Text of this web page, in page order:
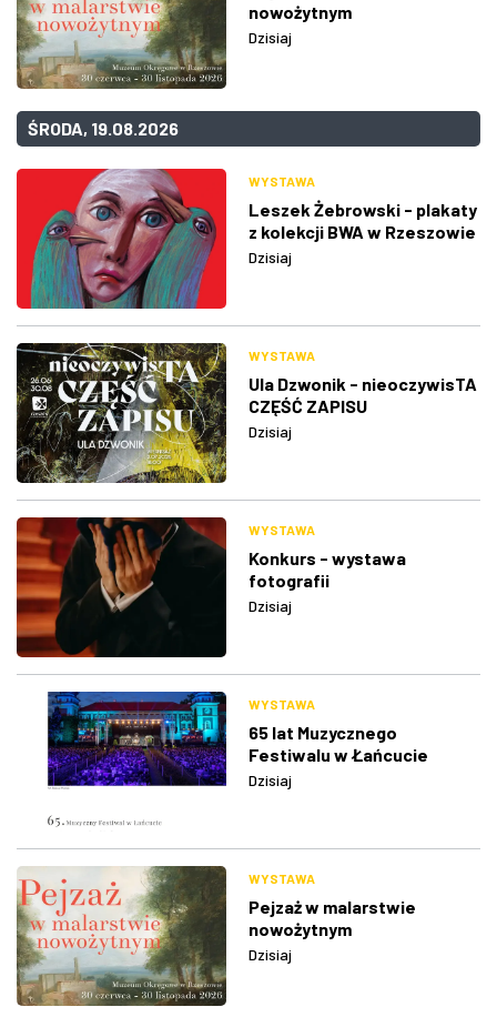
nowożytnym
Dzisiaj
ŚRODA, 19.08.2026
WYSTAWA
Leszek Żebrowski - plakaty
z kolekcji BWA w Rzeszowie
Dzisiaj
WYSTAWA
Ula Dzwonik - nieoczywisTA
CZĘŚĆ ZAPISU
Dzisiaj
WYSTAWA
Konkurs - wystawa
fotografii
Dzisiaj
WYSTAWA
65 lat Muzycznego
Festiwalu w Łańcucie
Dzisiaj
WYSTAWA
Pejzaż w malarstwie
nowożytnym
Dzisiaj